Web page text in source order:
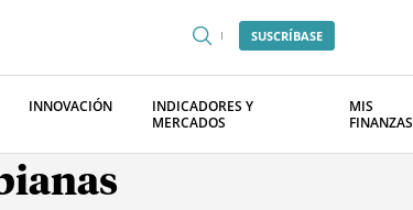
SUSCRÍBASE
INNOVACIÓN
INDICADORES Y
MERCADOS
MIS
FINANZAS